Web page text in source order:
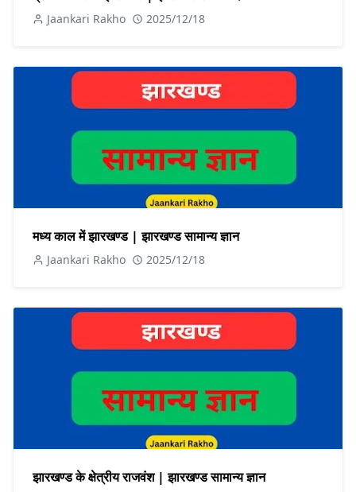
Jaankari Rakho 2025/12/18
मध्य काल में झारखण्ड | झारखण्ड सामान्य ज्ञान
Jaankari Rakho 2025/12/18
झारखण्ड के क्षेत्रीय राजवंश | झारखण्ड सामान्य ज्ञान